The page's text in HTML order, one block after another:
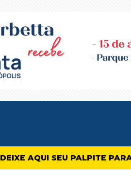
DEIXE AQUI SEU PALPITE